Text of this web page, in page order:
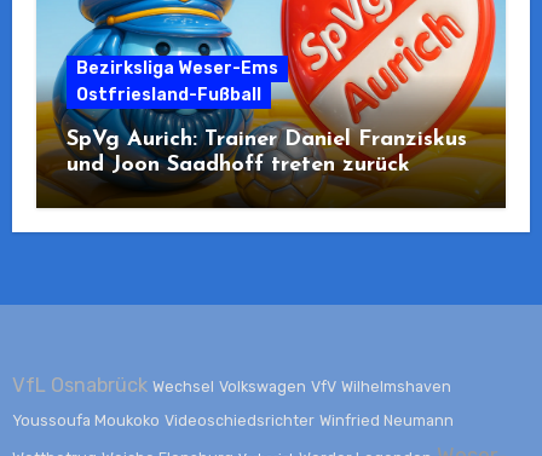
Bezirksliga Weser-Ems
Ostfriesland-Fußball
SpVg Aurich: Trainer Daniel Franziskus
und Joon Saadhoff treten zurück
VfL Osnabrück Wechsel Volkswagen VfV Wilhelmshaven
Youssoufa Moukoko Videoschiedsrichter Winfried Neumann